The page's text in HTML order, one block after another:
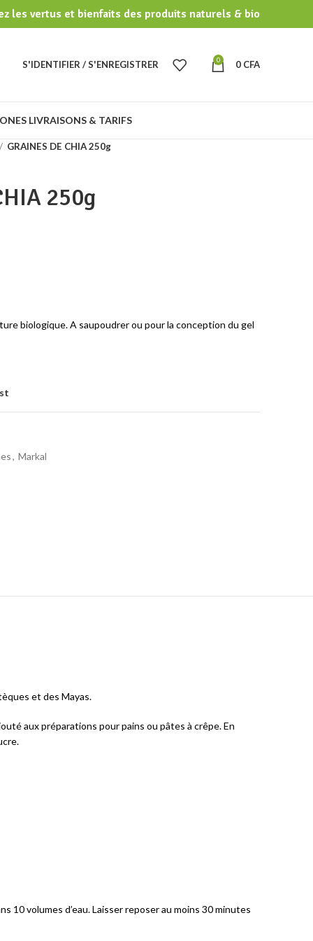
les vertus et bienfaits des produits naturels & bio
S'IDENTIFIER / S'ENREGISTRER 0 0 CFA
LIVRAISONS & TARIFS
GRAINES DE CHIA 250g
250g
biologique. A saupoudrer ou pour la conception du gel
, Markal
et des Mayas.
aux préparations pour pains ou pâtes à crêpe. En
10 volumes d’eau. Laisser reposer au moins 30 minutes